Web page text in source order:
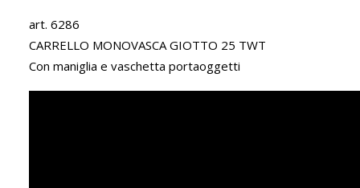
art. 6286
CARRELLO MONOVASCA GIOTTO 25 TWT
Con maniglia e vaschetta portaoggetti